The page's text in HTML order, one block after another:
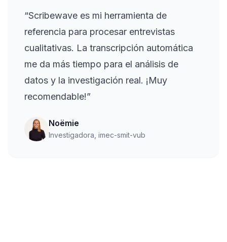
“Scribewave es mi herramienta de
referencia para procesar entrevistas
cualitativas. La transcripción automática
me da más tiempo para el análisis de
datos y la investigación real. ¡Muy
recomendable!”
Noëmie
Investigadora, imec-smit-vub